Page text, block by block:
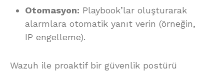
Otomasyon: Playbook’lar oluşturarak
alarmlara otomatik yanıt verin (örneğin,
IP engelleme).
Wazuh ile proaktif bir güvenlik postürü